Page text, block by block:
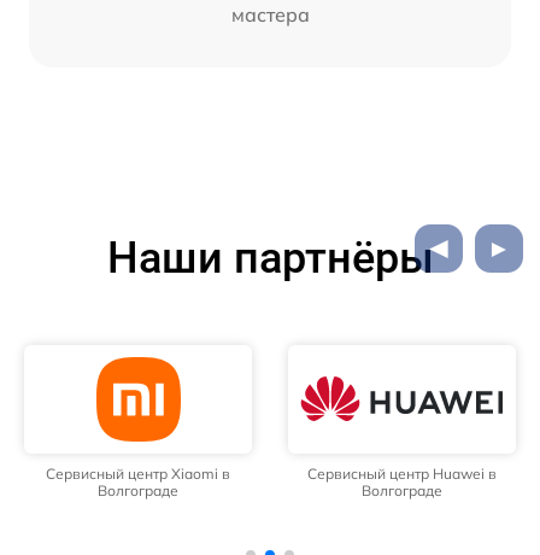
мастера
Наши партнёры
Сервисный центр Xiaomi в
Волгограде
Сервисный центр Huawei в
Волгограде